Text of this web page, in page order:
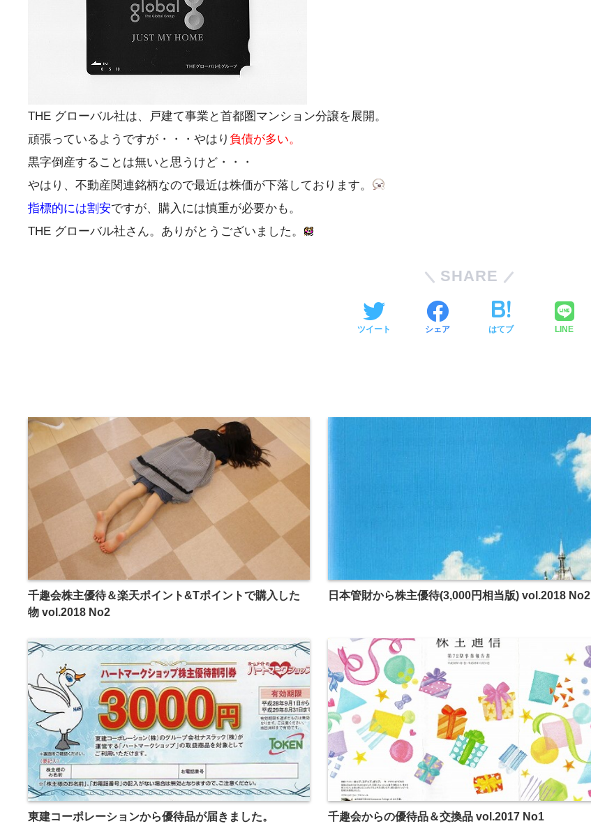
THE グローバル社は、戸建て事業と首都圏マンション分譲を展開。
頑張っているようですが・・・やはり 負債が多い。
黒字倒産することは無いと思うけど・・・
やはり、不動産関連銘柄なので最近は株価が下落しております。
指標的には割安ですが、購入には慎重が必要かも。
THE グローバル社さん。ありがとうございました。
SHARE
ツイート シェア はてブ LINE
千趣会株主優待＆楽天ポイント&Tポイントで購入した
物 vol.2018 No2
日本管財から株主優待(3,000円相当版) vol.2018 No2
東建コーポレーションから優待品が届きました。 千趣会からの優待品＆交換品 vol.2017 No1